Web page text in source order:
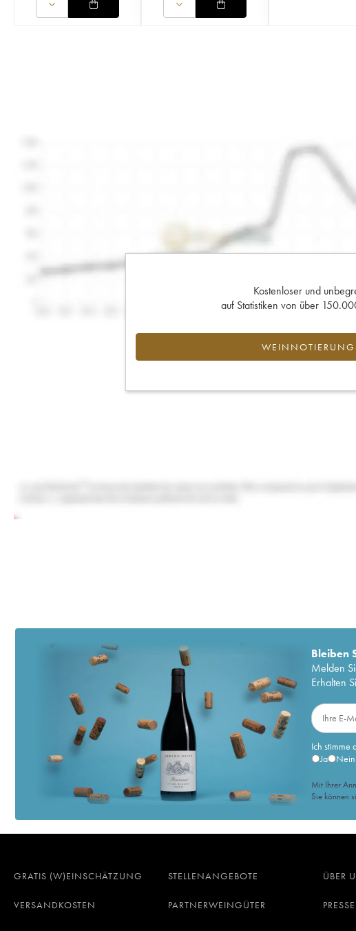
Kostenloser und
auf Statistiken von über
Bleiben
Melden
Erhalten
Ich stimme
Ja
Nein
Mit Ihrer
Sie können
GRATIS (W)EINSCHÄTZUNG STELLENANGEBOTE ÜBER
VERSANDKOSTEN
PARTNERWEINGÜTER PRESSE